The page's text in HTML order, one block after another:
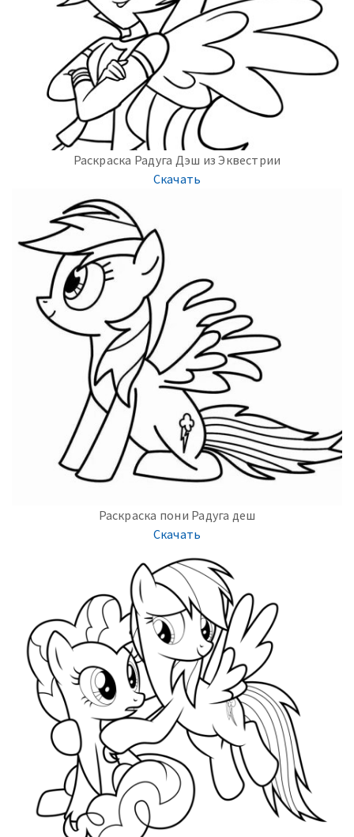
Раскраска Радуга Дэш из Эквестрии
Скачать
Раскраска пони Радуга деш
Скачать